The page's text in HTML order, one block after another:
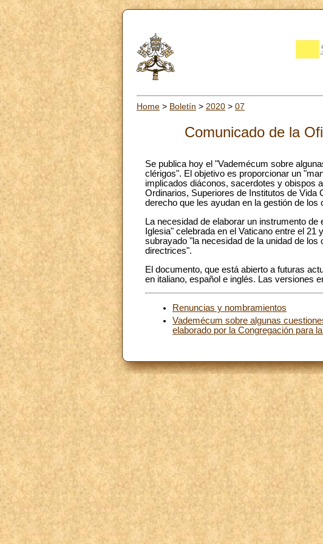
Home > Boletín > 2020 > 07
Comunicado de la
Se publica hoy el "Vademécum sobre
clérigos". El objetivo es proporcionar un
implicados diáconos, sacerdotes y obispos
Ordinarios, Superiores de Institutos de Vida
derecho que les ayudan en la gestión de los
La necesidad de elaborar un instrumento
Iglesia" celebrada en el Vaticano entre el
subrayado "la necesidad de la unidad de
directrices".
El documento, que está abierto a futuras
en italiano, español e inglés. Las versiones
Renuncias y nombramientos
Vademécum sobre algunas
elaborado por la Congregación para